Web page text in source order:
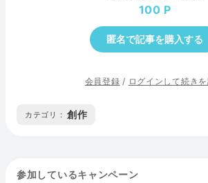
100
匿名で記事を購入する
会員登録 / ログインして続き
カテゴリ : 創作
参加しているキャンペーン